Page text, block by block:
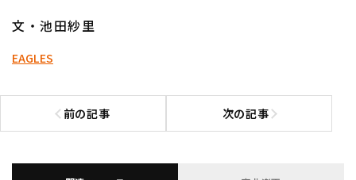
文・池田紗里
EAGLES
前の記事
前の記事へ 次の記事次の記事へ